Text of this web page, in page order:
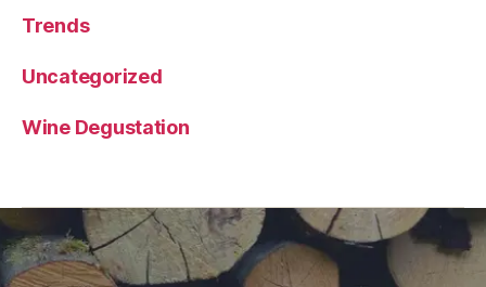
Trends
Uncategorized
Wine Degustation